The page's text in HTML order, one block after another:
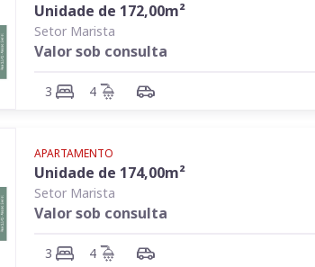
Unidade de 172,00m²
Setor Marista
Valor sob consulta
3 4
APARTAMENTO
Unidade de 174,00m²
Setor Marista
Valor sob consulta
3 4